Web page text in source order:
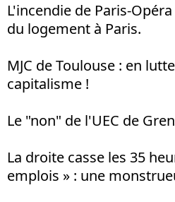
L'incendie de Paris-
du logement à Paris.
MJC de Toulouse : en
capitalisme !
Le "non" de l'UEC de
La droite casse les 35
emplois » : une